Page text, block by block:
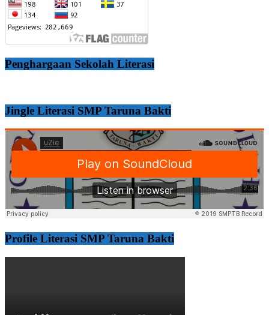
Penghargaan Sekolah Literasi
Jingle Literasi SMP Taruna Bakti
Profile Literasi SMP Taruna Bakti